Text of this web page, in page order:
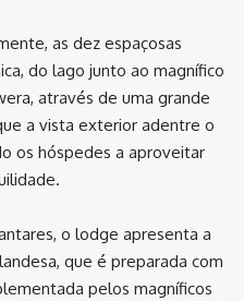
as dez espaçosas
do lago junto ao magnífico
através de uma grande
a vista exterior adentre o
os hóspedes a aproveitar
o lodge apresenta a
que é preparada com
pelos magníficos